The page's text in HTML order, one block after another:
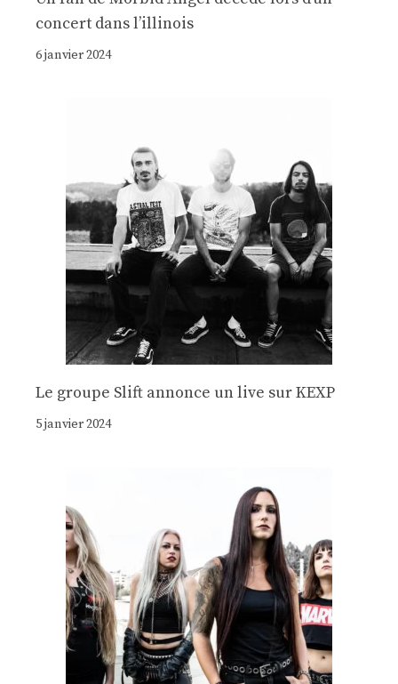
concert dans l’illinois
6 janvier 2024
Le groupe Slift annonce un live sur KEXP
5 janvier 2024